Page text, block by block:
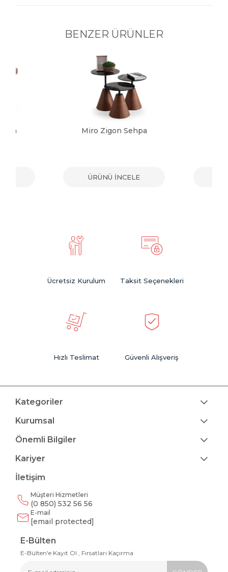
BENZER ÜRÜNLER
Miro Zigon Sehpa
ÜRÜNÜ İNCELE
Ücretsiz Kurulum Taksit Seçenekleri
Hızlı Teslimat Güvenli Alışveriş
Kategoriler
Kurumsal
Önemli Bilgiler
Kariyer
İletişim
Müşteri Hizmetleri
(0 850) 532 56 56
E-mail
[email protected]
E-Bülten
E-Bülten'e Kayıt Ol , Fırsatları Kaçırma